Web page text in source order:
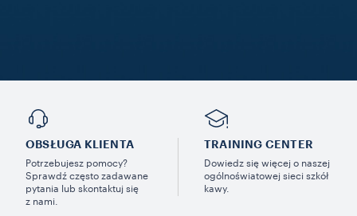
OBSŁUGA KLIENTA
Potrzebujesz pomocy?
Sprawdź często zadawane
pytania lub skontaktuj się
z nami.
TRAINING CENTER
Dowiedz się więcej o naszej
ogólnoświatowej sieci szkół
kawy.